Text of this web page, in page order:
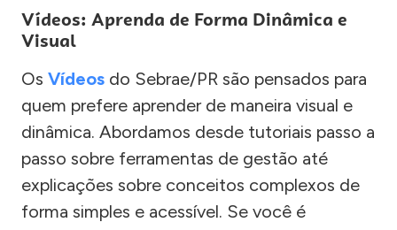
Vídeos: Aprenda de Forma Dinâmica e
Visual
Os Vídeos do Sebrae/PR são pensados para
quem prefere aprender de maneira visual e
dinâmica. Abordamos desde tutoriais passo a
passo sobre ferramentas de gestão até
explicações sobre conceitos complexos de
forma simples e acessível. Se você é